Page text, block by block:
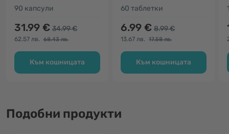
90 капсули
31.99 € 34.99 €
62.57 лв. 68.43 лв.
Към кошницата
60 таблетки
6.99 € 8.99 €
13.67 лв. 17.58 лв.
Към кошницата
Подобни продукти